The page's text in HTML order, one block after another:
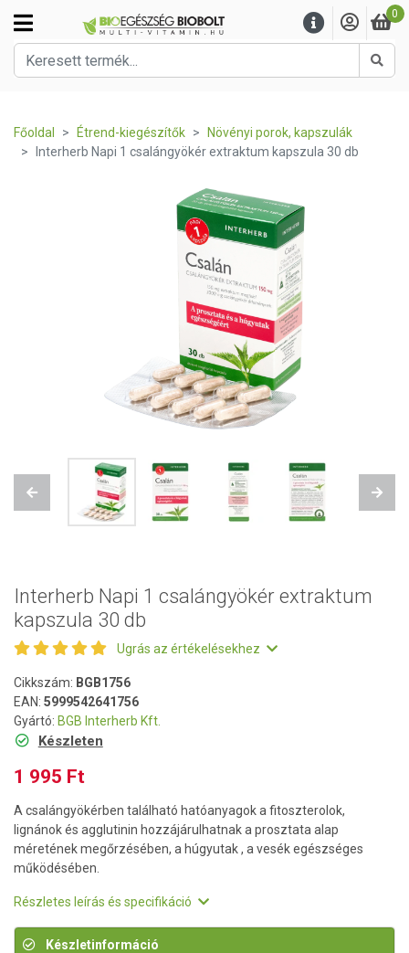
0
Főoldal Étrend-kiegészítők
Növényi porok, kapszulák
Interherb Napi 1 csalángyökér extraktum kapszula 30 db
Previous Next
Interherb Napi 1 csalángyökér extraktum
kapszula 30 db
Ugrás az értékelésekhez
Cikkszám: BGB1756
EAN: 5999542641756
Gyártó: BGB Interherb Kft.
Készleten
1 995 Ft
A csalángyökérben található hatóanyagok a fitoszterolok,
lignánok és agglutinin hozzájárulhatnak a prosztata alap
méretének megőrzésében, a húgyutak , a vesék egészséges
működésében.
Részletes leírás és specifikáció
Készletinformáció